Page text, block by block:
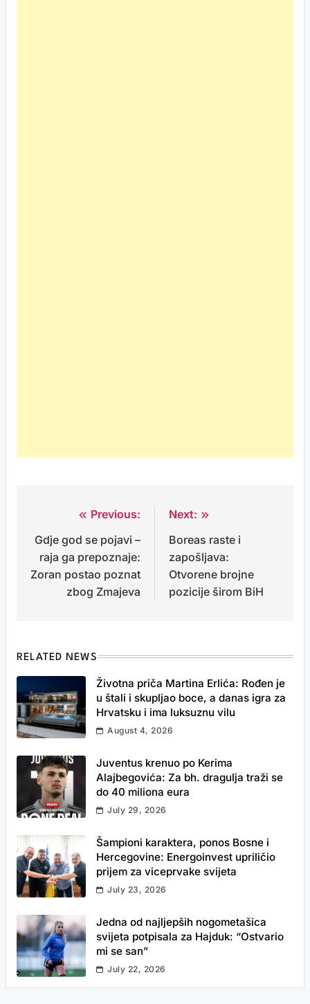
navigation
Previous:
Gdje god se pojavi –
raja ga prepoznaje:
Zoran postao poznat
zbog Zmajeva
Next:
Boreas raste i
zapošljava:
Otvorene brojne
pozicije širom BiH
RELATED NEWS
Životna priča Martina Erlića: Rođen je
u štali i skupljao boce, a danas igra za
Hrvatsku i ima luksuznu vilu
August 4, 2026
Juventus krenuo po Kerima
Alajbegovića: Za bh. dragulja traži se
do 40 miliona eura
July 29, 2026
Šampioni karaktera, ponos Bosne i
Hercegovine: Energoinvest upriličio
prijem za viceprvake svijeta
July 23, 2026
Jedna od najljepših nogometašica
svijeta potpisala za Hajduk: “Ostvario
mi se san”
July 22, 2026